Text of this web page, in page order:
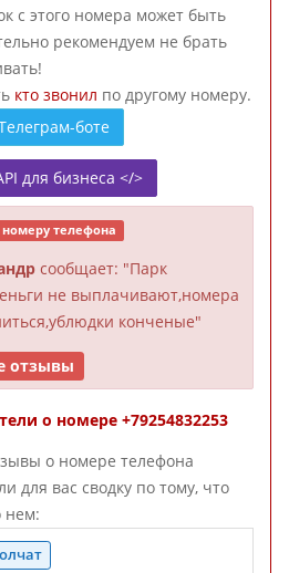
с этого номера может быть
рекомендуем не брать
кто звонил по другому номеру.
боте
для бизнеса </>
телефона
сообщает: "Парк
не выплачивают,номера
конченые"
отзывы
о номере +79254832253
о номере телефона
для вас сводку по тому, что
нем: